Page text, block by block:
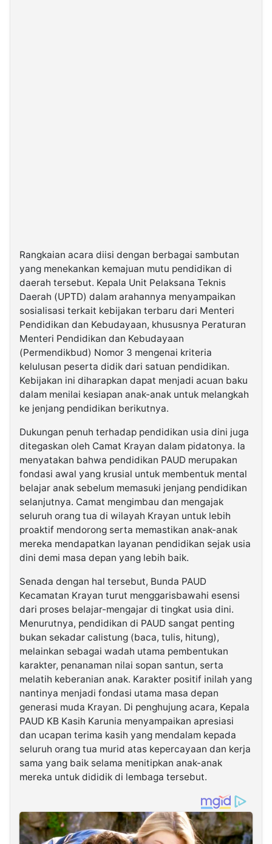
Rangkaian acara diisi dengan berbagai sambutan
yang menekankan kemajuan mutu pendidikan di
daerah tersebut. Kepala Unit Pelaksana Teknis
Daerah (UPTD) dalam arahannya menyampaikan
sosialisasi terkait kebijakan terbaru dari Menteri
Pendidikan dan Kebudayaan, khususnya Peraturan
Menteri Pendidikan dan Kebudayaan
(Permendikbud) Nomor 3 mengenai kriteria
kelulusan peserta didik dari satuan pendidikan.
Kebijakan ini diharapkan dapat menjadi acuan baku
dalam menilai kesiapan anak-anak untuk melangkah
ke jenjang pendidikan berikutnya.
Dukungan penuh terhadap pendidikan usia dini juga
ditegaskan oleh Camat Krayan dalam pidatonya. Ia
menyatakan bahwa pendidikan PAUD merupakan
fondasi awal yang krusial untuk membentuk mental
belajar anak sebelum memasuki jenjang pendidikan
selanjutnya. Camat mengimbau dan mengajak
seluruh orang tua di wilayah Krayan untuk lebih
proaktif mendorong serta memastikan anak-anak
mereka mendapatkan layanan pendidikan sejak usia
dini demi masa depan yang lebih baik.
Senada dengan hal tersebut, Bunda PAUD
Kecamatan Krayan turut menggarisbawahi esensi
dari proses belajar-mengajar di tingkat usia dini.
Menurutnya, pendidikan di PAUD sangat penting
bukan sekadar calistung (baca, tulis, hitung),
melainkan sebagai wadah utama pembentukan
karakter, penanaman nilai sopan santun, serta
melatih keberanian anak. Karakter positif inilah yang
nantinya menjadi fondasi utama masa depan
generasi muda Krayan. Di penghujung acara, Kepala
PAUD KB Kasih Karunia menyampaikan apresiasi
dan ucapan terima kasih yang mendalam kepada
seluruh orang tua murid atas kepercayaan dan kerja
sama yang baik selama menitipkan anak-anak
mereka untuk dididik di lembaga tersebut.